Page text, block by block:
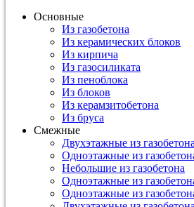
Основные
Из газобетона
Из керамических блоков
Из кирпича
Из газосиликата
Из пеноблока
Из блоков
Из керамзитобетона
Из бруса
Смежные
Двухэтажные из газобетона
Одноэтажные из
Небольшие из газобетона
Одноэтажные из
Одноэтажные из